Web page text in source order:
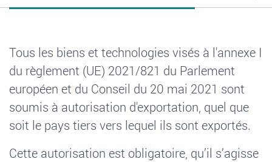
Tous les biens et technologies visés à l'annexe I
du règlement (UE) 2021/821 du Parlement
européen et du Conseil du 20 mai 2021 sont
soumis à autorisation d'exportation, quel que
soit le pays tiers vers lequel ils sont exportés.
Cette autorisation est obligatoire, qu’il s’agisse